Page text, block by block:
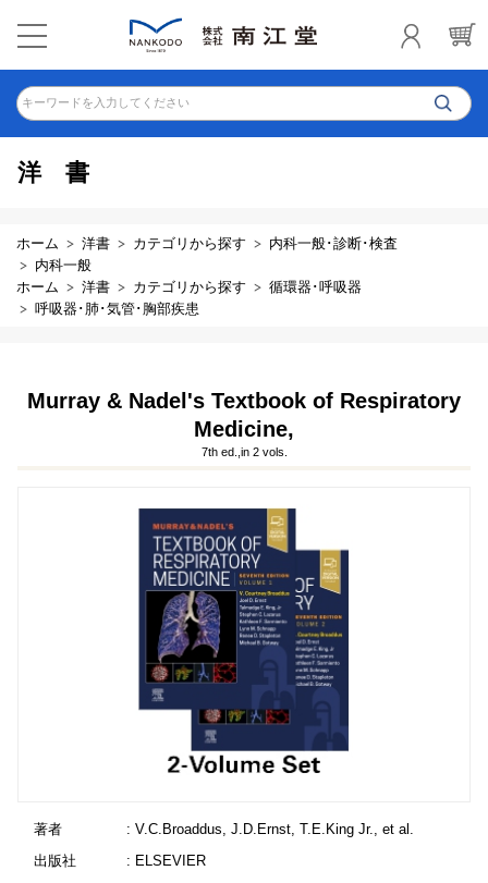
キーワードを入力してください
洋書
ホーム 洋書 カテゴリから探す
内科一般･診断･検査
内科一般
ホーム
洋書 カテゴリから探す
循環器･呼吸器
呼吸器･肺･気管･胸部疾患
Murray & Nadel's Textbook of Respiratory
Medicine,
7th ed.,in 2 vols.
著者
: V.C.Broaddus, J.D.Ernst, T.E.King Jr., et al.
出版社
: ELSEVIER